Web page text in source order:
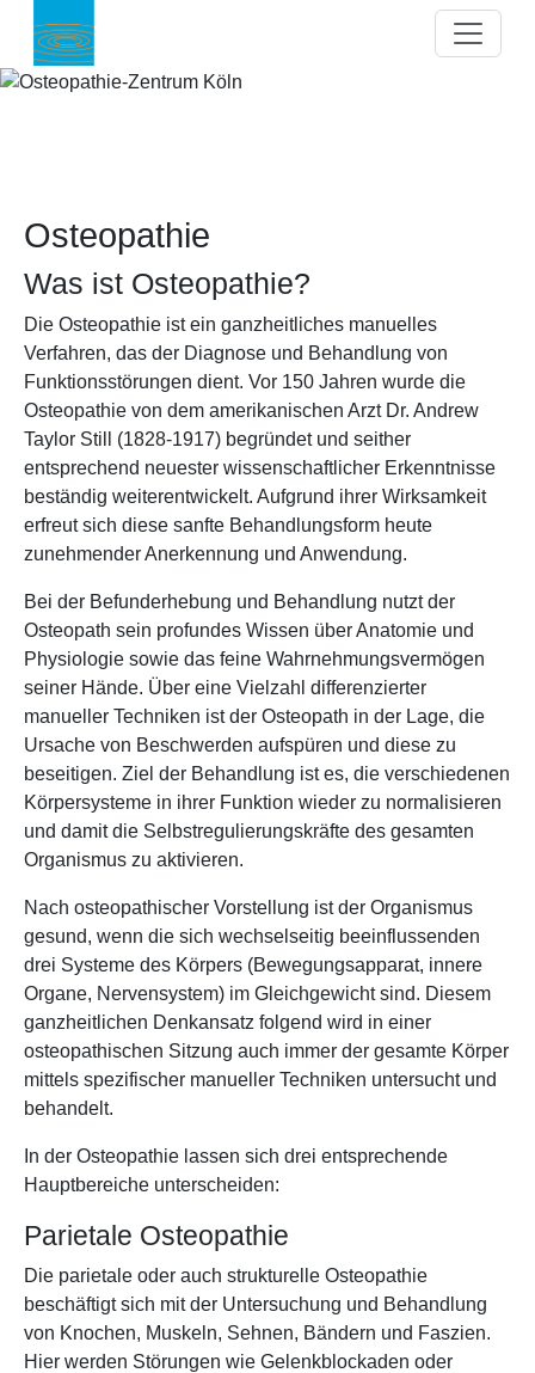
Osteopathie
Was ist Osteopathie?
Die Osteopathie ist ein ganzheitliches manuelles
Verfahren, das der Diagnose und Behandlung von
Funktionsstörungen dient. Vor 150 Jahren wurde die
Osteopathie von dem amerikanischen Arzt Dr. Andrew
Taylor Still (1828-1917) begründet und seither
entsprechend neuester wissenschaftlicher Erkenntnisse
beständig weiterentwickelt. Aufgrund ihrer Wirksamkeit
erfreut sich diese sanfte Behandlungsform heute
zunehmender Anerkennung und Anwendung.
Bei der Befunderhebung und Behandlung nutzt der
Osteopath sein profundes Wissen über Anatomie und
Physiologie sowie das feine Wahrnehmungsvermögen
seiner Hände. Über eine Vielzahl differenzierter
manueller Techniken ist der Osteopath in der Lage, die
Ursache von Beschwerden aufspüren und diese zu
beseitigen. Ziel der Behandlung ist es, die verschiedenen
Körpersysteme in ihrer Funktion wieder zu normalisieren
und damit die Selbstregulierungskräfte des gesamten
Organismus zu aktivieren.
Nach osteopathischer Vorstellung ist der Organismus
gesund, wenn die sich wechselseitig beeinflussenden
drei Systeme des Körpers (Bewegungsapparat, innere
Organe, Nervensystem) im Gleichgewicht sind. Diesem
ganzheitlichen Denkansatz folgend wird in einer
osteopathischen Sitzung auch immer der gesamte Körper
mittels spezifischer manueller Techniken untersucht und
behandelt.
In der Osteopathie lassen sich drei entsprechende
Hauptbereiche unterscheiden:
Parietale Osteopathie
Die parietale oder auch strukturelle Osteopathie
beschäftigt sich mit der Untersuchung und Behandlung
von Knochen, Muskeln, Sehnen, Bändern und Faszien.
Hier werden Störungen wie Gelenkblockaden oder